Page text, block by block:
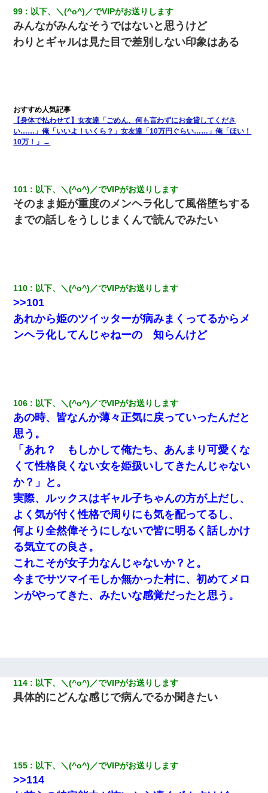
99 以下、＼(^o^)／でVIPがお送りします
みんながみんなそうではないと思うけど
わりとギャルは見た目で差別しない印象はある
【身体で払わせて】女友達「ごめん、何も言わずにお金貸してくださ
い……」俺「いいよ！いくら？」女友達「10万円ぐらい……」俺「ほい！
10万！」→
101 以下、＼(^o^)／でVIPがお送りします
そのまま姫が重度のメンヘラ化して風俗堕ちする
までの話しをうしじまくんで読んでみたい
110 以下、＼(^o^)／でVIPがお送りします
>>101
あれから姫のツイッターが病みまくってるからメ
ンヘラ化してんじゃねーの 知らんけど
106 以下、＼(^o^)／でVIPがお送りします
あの時、皆なんか薄々正気に戻っていったんだと
思う。
「あれ？ もしかして俺たち、あんまり可愛くな
くて性格良くない女を姫扱いしてきたんじゃない
か？」と。
実際、ルックスはギャル子ちゃんの方が上だし、
よく気が付く性格で周りにも気を配ってるし、
何より全然偉そうにしないで皆に明るく話しかけ
る気立ての良さ。
これこそが女子力なんじゃないか？と。
今までサツマイモしか無かった村に、初めてメロ
ンがやってきた、みたいな感覚だったと思う。
114 以下、＼(^o^)／でVIPがお送りします
具体的にどんな感じで病んでるか聞きたい
155 以下、＼(^o^)／でVIPがお送りします
>>114